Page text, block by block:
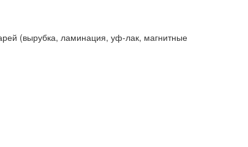
(вырубка, ламинация, уф-лак, магнитные